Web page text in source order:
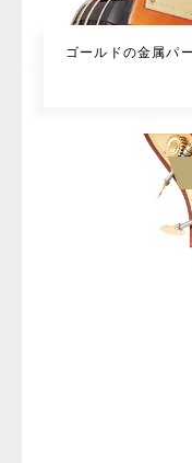
ゴールドの金属パ